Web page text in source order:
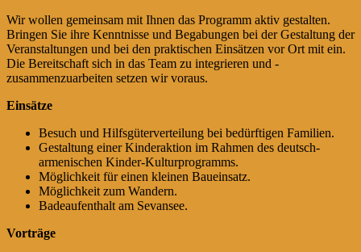
Wir wollen gemeinsam mit Ihnen das Programm aktiv gestalten.
Bringen Sie ihre Kenntnisse und Begabungen bei der Gestaltung der
Veranstaltungen und bei den praktischen Einsätzen vor Ort mit ein.
Die Bereitschaft sich in das Team zu integrieren und ­
zusammenzuarbeiten setzen wir voraus.
Einsätze
Besuch und Hilfsgüterverteilung bei bedürftigen Familien.
Gestaltung einer Kinderaktion im Rahmen des deutsch-
armenischen Kinder-Kulturprogramms.
Möglichkeit für einen kleinen Baueinsatz.
Möglichkeit zum Wandern.
Badeaufenthalt am Sevansee.
Vorträge